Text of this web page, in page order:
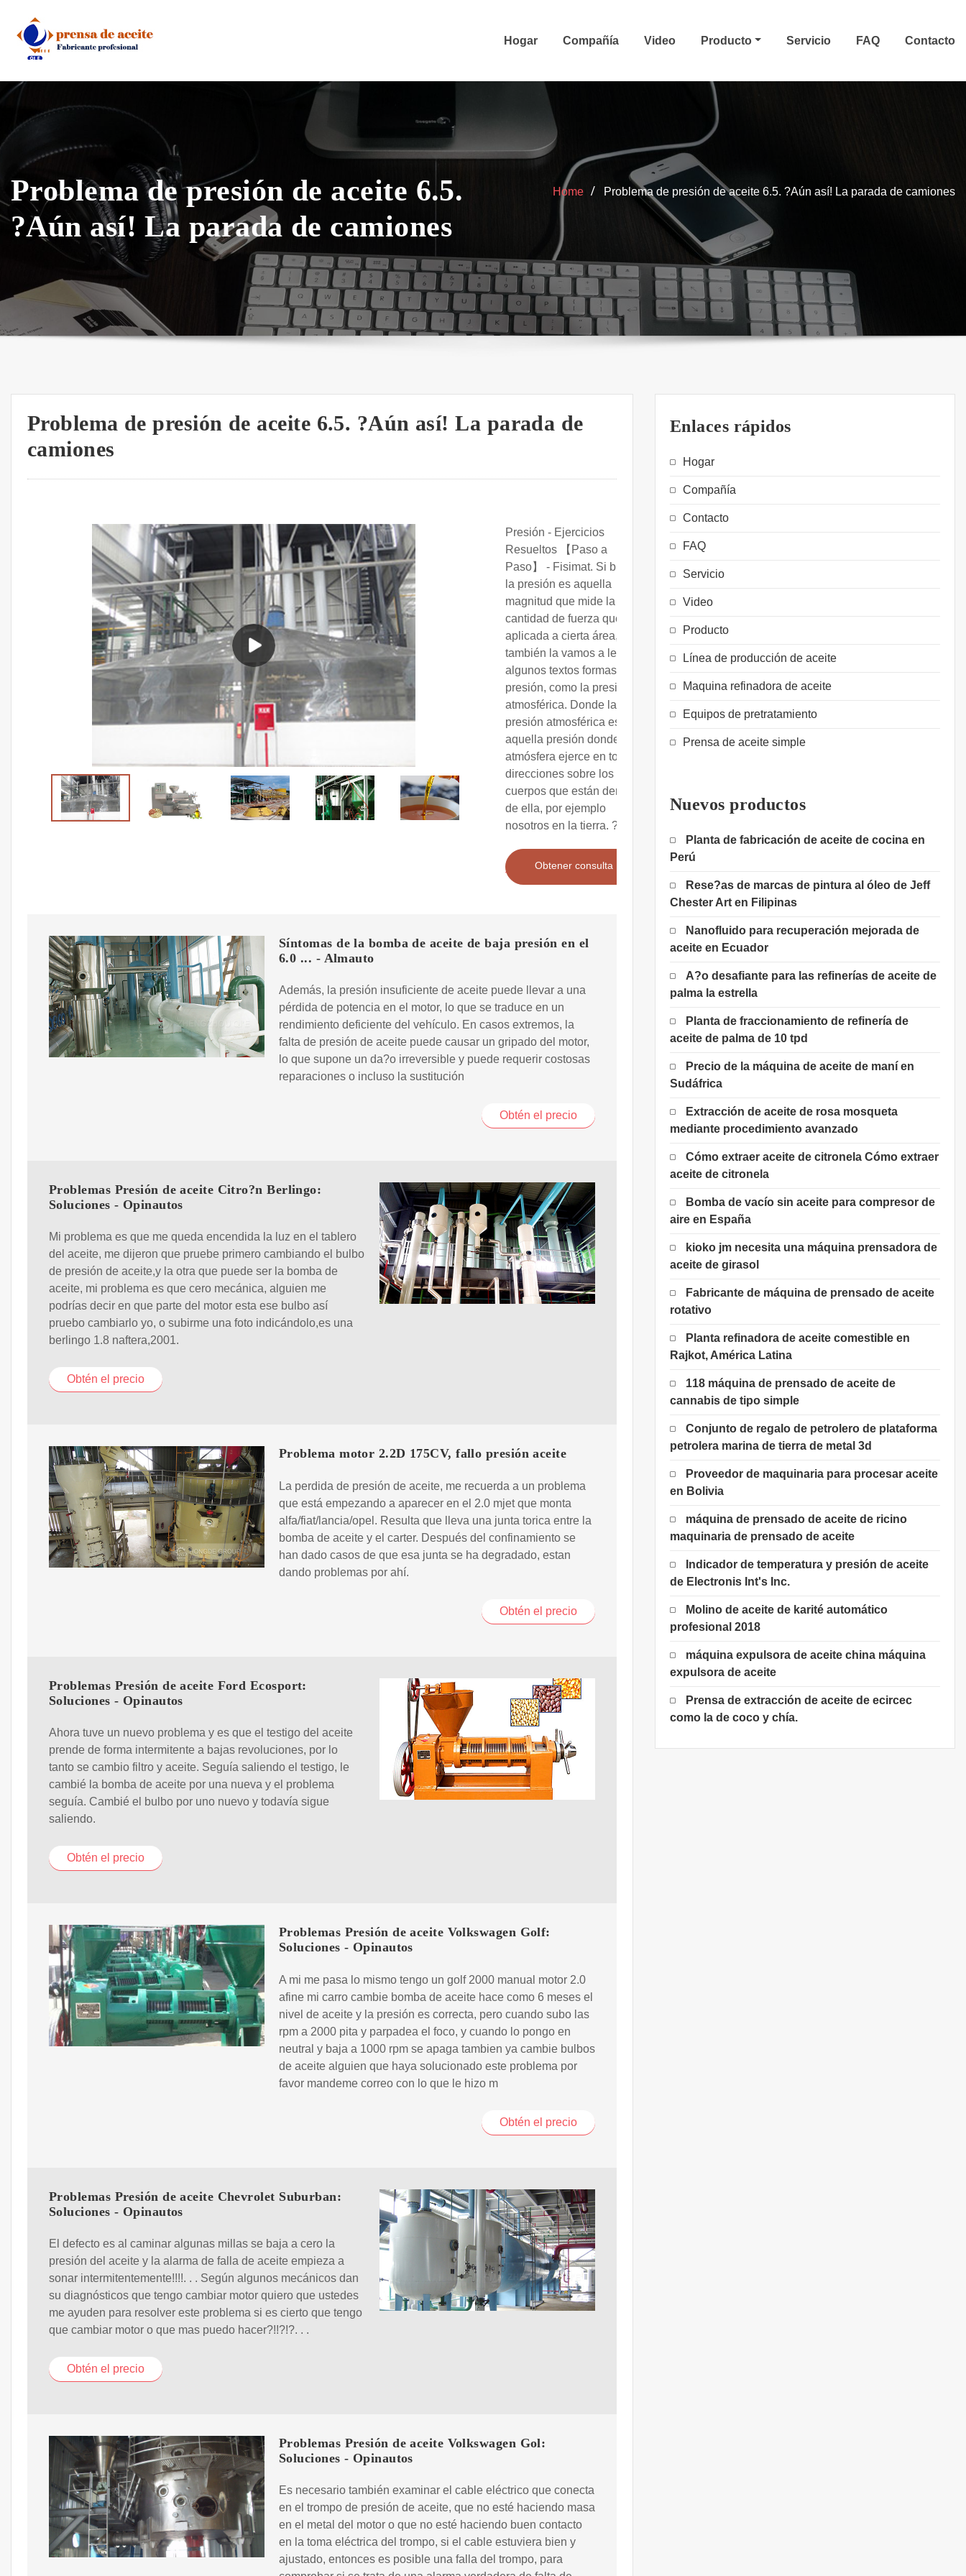
content
Hogar Compañía Video Producto Servicio FAQ Contacto
Problema de presión de aceite 6.5.
?Aún así! La parada de camiones
Home Problema de presión de aceite 6.5. ?Aún así! La parada de camiones
Problema de presión de aceite 6.5. ?Aún así! La parada de
camiones
Presión - Ejercicios
Resueltos 【Paso a
Paso】 - Fisimat. Si bien
la presión es aquella
magnitud que mide la
cantidad de fuerza que es
aplicada a cierta área,
también la vamos a leer en
algunos textos formas de
presión, como la presión
atmosférica. Donde la
presión atmosférica es
aquella presión donde la
atmósfera ejerce en todas
direcciones sobre los
cuerpos que están dentro
de ella, por ejemplo
nosotros en la tierra. ??
Obtener consulta
Síntomas de la bomba de aceite de baja presión en el
6.0 ... - Almauto
Además, la presión insuficiente de aceite puede llevar a una
pérdida de potencia en el motor, lo que se traduce en un
rendimiento deficiente del vehículo. En casos extremos, la
falta de presión de aceite puede causar un gripado del motor,
lo que supone un da?o irreversible y puede requerir costosas
reparaciones o incluso la sustitución
Obtén el precio
Problemas Presión de aceite Citro?n Berlingo:
Soluciones - Opinautos
Mi problema es que me queda encendida la luz en el tablero
del aceite, me dijeron que pruebe primero cambiando el bulbo
de presión de aceite,y la otra que puede ser la bomba de
aceite, mi problema es que cero mecánica, alguien me
podrías decir en que parte del motor esta ese bulbo así
pruebo cambiarlo yo, o subirme una foto indicándolo,es una
berlingo 1.8 naftera,2001.
Obtén el precio
Problema motor 2.2D 175CV, fallo presión aceite
La perdida de presión de aceite, me recuerda a un problema
que está empezando a aparecer en el 2.0 mjet que monta
alfa/fiat/lancia/opel. Resulta que lleva una junta torica entre la
bomba de aceite y el carter. Después del confinamiento se
han dado casos de que esa junta se ha degradado, estan
dando problemas por ahí.
Obtén el precio
Problemas Presión de aceite Ford Ecosport:
Soluciones - Opinautos
Ahora tuve un nuevo problema y es que el testigo del aceite
prende de forma intermitente a bajas revoluciones, por lo
tanto se cambio filtro y aceite. Seguía saliendo el testigo, le
cambié la bomba de aceite por una nueva y el problema
seguía. Cambié el bulbo por uno nuevo y todavía sigue
saliendo.
Obtén el precio
Problemas Presión de aceite Volkswagen Golf:
Soluciones - Opinautos
A mi me pasa lo mismo tengo un golf 2000 manual motor 2.0
afine mi carro cambie bomba de aceite hace como 6 meses el
nivel de aceite y la presión es correcta, pero cuando subo las
rpm a 2000 pita y parpadea el foco, y cuando lo pongo en
neutral y baja a 1000 rpm se apaga tambien ya cambie bulbos
de aceite alguien que haya solucionado este problema por
favor mandeme correo con lo que le hizo m
Obtén el precio
Problemas Presión de aceite Chevrolet Suburban:
Soluciones - Opinautos
El defecto es al caminar algunas millas se baja a cero la
presión del aceite y la alarma de falla de aceite empieza a
sonar intermitentemente!!!!. . . Según algunos mecánicos dan
su diagnósticos que tengo cambiar motor quiero que ustedes
me ayuden para resolver este problema si es cierto que tengo
que cambiar motor o que mas puedo hacer?!!?!?. . .
Obtén el precio
Problemas Presión de aceite Volkswagen Gol:
Soluciones - Opinautos
Es necesario también examinar el cable eléctrico que conecta
en el trompo de presión de aceite, que no esté haciendo masa
en el metal del motor o que no esté haciendo buen contacto
en la toma eléctrica del trompo, si el cable estuviera bien y
ajustado, entonces es posible una falla del trompo, para
Enlaces rápidos
Hogar
Compañía
Contacto
FAQ
Servicio
Video
Producto
Línea de producción de aceite
Maquina refinadora de aceite
Equipos de pretratamiento
Prensa de aceite simple
Nuevos productos
Planta de fabricación de aceite de cocina en
Perú
Rese?as de marcas de pintura al óleo de Jeff
Chester Art en Filipinas
Nanofluido para recuperación mejorada de
aceite en Ecuador
A?o desafiante para las refinerías de aceite de
palma la estrella
Planta de fraccionamiento de refinería de
aceite de palma de 10 tpd
Precio de la máquina de aceite de maní en
Sudáfrica
Extracción de aceite de rosa mosqueta
mediante procedimiento avanzado
Cómo extraer aceite de citronela Cómo extraer
aceite de citronela
Bomba de vacío sin aceite para compresor de
aire en España
kioko jm necesita una máquina prensadora de
aceite de girasol
Fabricante de máquina de prensado de aceite
rotativo
Planta refinadora de aceite comestible en
Rajkot, América Latina
118 máquina de prensado de aceite de
cannabis de tipo simple
Conjunto de regalo de petrolero de plataforma
petrolera marina de tierra de metal 3d
Proveedor de maquinaria para procesar aceite
en Bolivia
máquina de prensado de aceite de ricino
maquinaria de prensado de aceite
Indicador de temperatura y presión de aceite
de Electronis Int's Inc.
Molino de aceite de karité automático
profesional 2018
máquina expulsora de aceite china máquina
expulsora de aceite
Prensa de extracción de aceite de ecircec
como la de coco y chía.